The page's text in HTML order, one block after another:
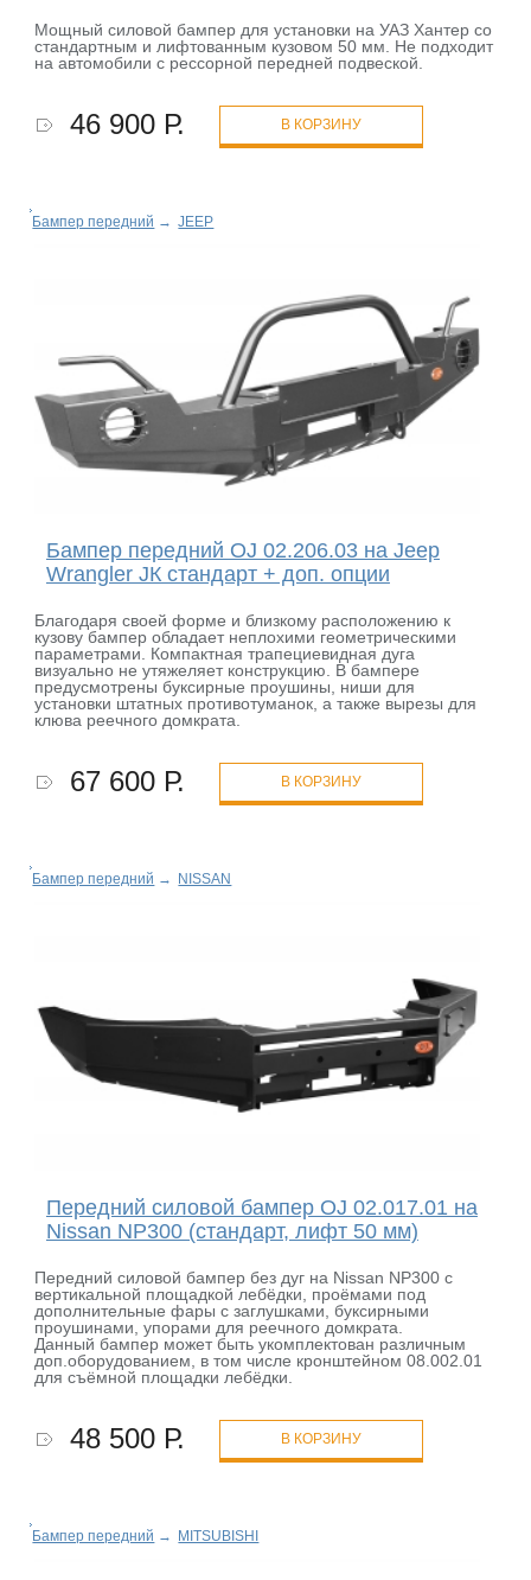
Мощный силовой бампер для установки на УАЗ Хантер со
стандартным и лифтованным кузовом 50 мм. Не подходит
на автомобили с рессорной передней подвеской.
46 900 Р. В КОРЗИНУ
Бампер передний → JEEP
Бампер передний OJ 02.206.03 на Jeep
Wrangler JК стандарт + доп. опции
Благодаря своей форме и близкому расположению к
кузову бампер обладает неплохими геометрическими
параметрами. Компактная трапециевидная дуга
визуально не утяжеляет конструкцию. В бампере
предусмотрены буксирные проушины, ниши для
установки штатных противотуманок, а также вырезы для
клюва реечного домкрата.
67 600 Р. В КОРЗИНУ
Бампер передний → NISSAN
Передний силовой бампер OJ 02.017.01 на
Nissan NP300 (стандарт, лифт 50 мм)
Передний силовой бампер без дуг на Nissan NP300 с
вертикальной площадкой лебёдки, проёмами под
дополнительные фары с заглушками, буксирными
проушинами, упорами для реечного домкрата.
Данный бампер может быть укомплектован различным
доп.оборудованием, в том числе кронштейном 08.002.01
для съёмной площадки лебёдки.
48 500 Р. В КОРЗИНУ
Бампер передний → MITSUBISHI